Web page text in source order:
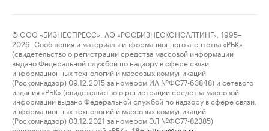
© ООО «БИЗНЕСПРЕСС», АО «РОСБИЗНЕСКОНСАЛТИНГ», 1995–
2026. Сообщения и материалы информационного агентства «РБК»
(свидетельство о регистрации средства массовой информации
выдано Федеральной службой по надзору в сфере связи,
информационных технологий и массовых коммуникаций
(Роскомнадзор) 09.12.2015 за номером ИА №ФС77-63848) и сетевого
издания «РБК» (свидетельство о регистрации средства массовой
информации выдано Федеральной службой по надзору в сфере связи,
информационных технологий и массовых коммуникаций
(Роскомнадзор) 03.12.2021 за номером ЭЛ №ФС77-82385)